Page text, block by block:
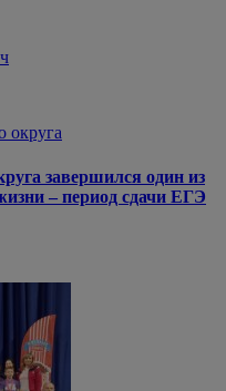
округа
завершился один из
– период сдачи ЕГЭ